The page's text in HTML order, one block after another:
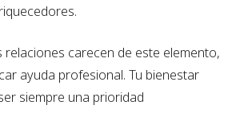
relaciones carecen de este elemento,
ayuda profesional. Tu bienestar
siempre una prioridad